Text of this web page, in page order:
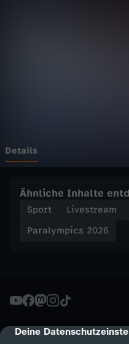
cmp-dialog-
Deine
0
6
a
r
Details
Ähnliche Inhalte
Sport Livestream
Paralympics 2026